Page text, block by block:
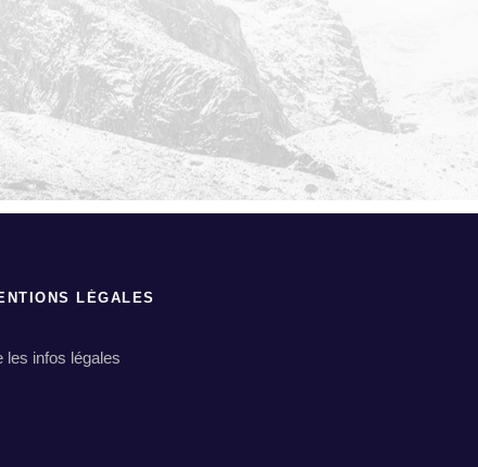
LÉGALES
les infos légales